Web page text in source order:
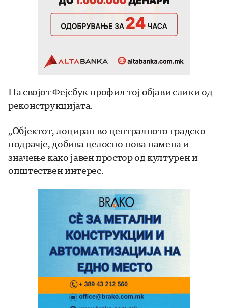
На својот Фејсбук профил тој објави слики од
реконструкцијата.
„Објектот, лоциран во централното градско
подрачје, добива целосно нова намена и
значење како јавен простор од културен и
општествен интерес.